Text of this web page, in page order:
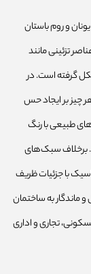
و روم باستان
تزئینی مانند
گرفته است. در
چیز بر ایجاد حس
طبیعی با رنگ
برخلاف سبک‌های
با جزئیات ظریف
ماندگار به ساختمان
تجاری و اداری